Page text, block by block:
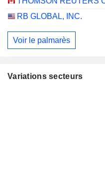
RB GLOBAL, INC.
Voir le palmarès
Variations secteurs